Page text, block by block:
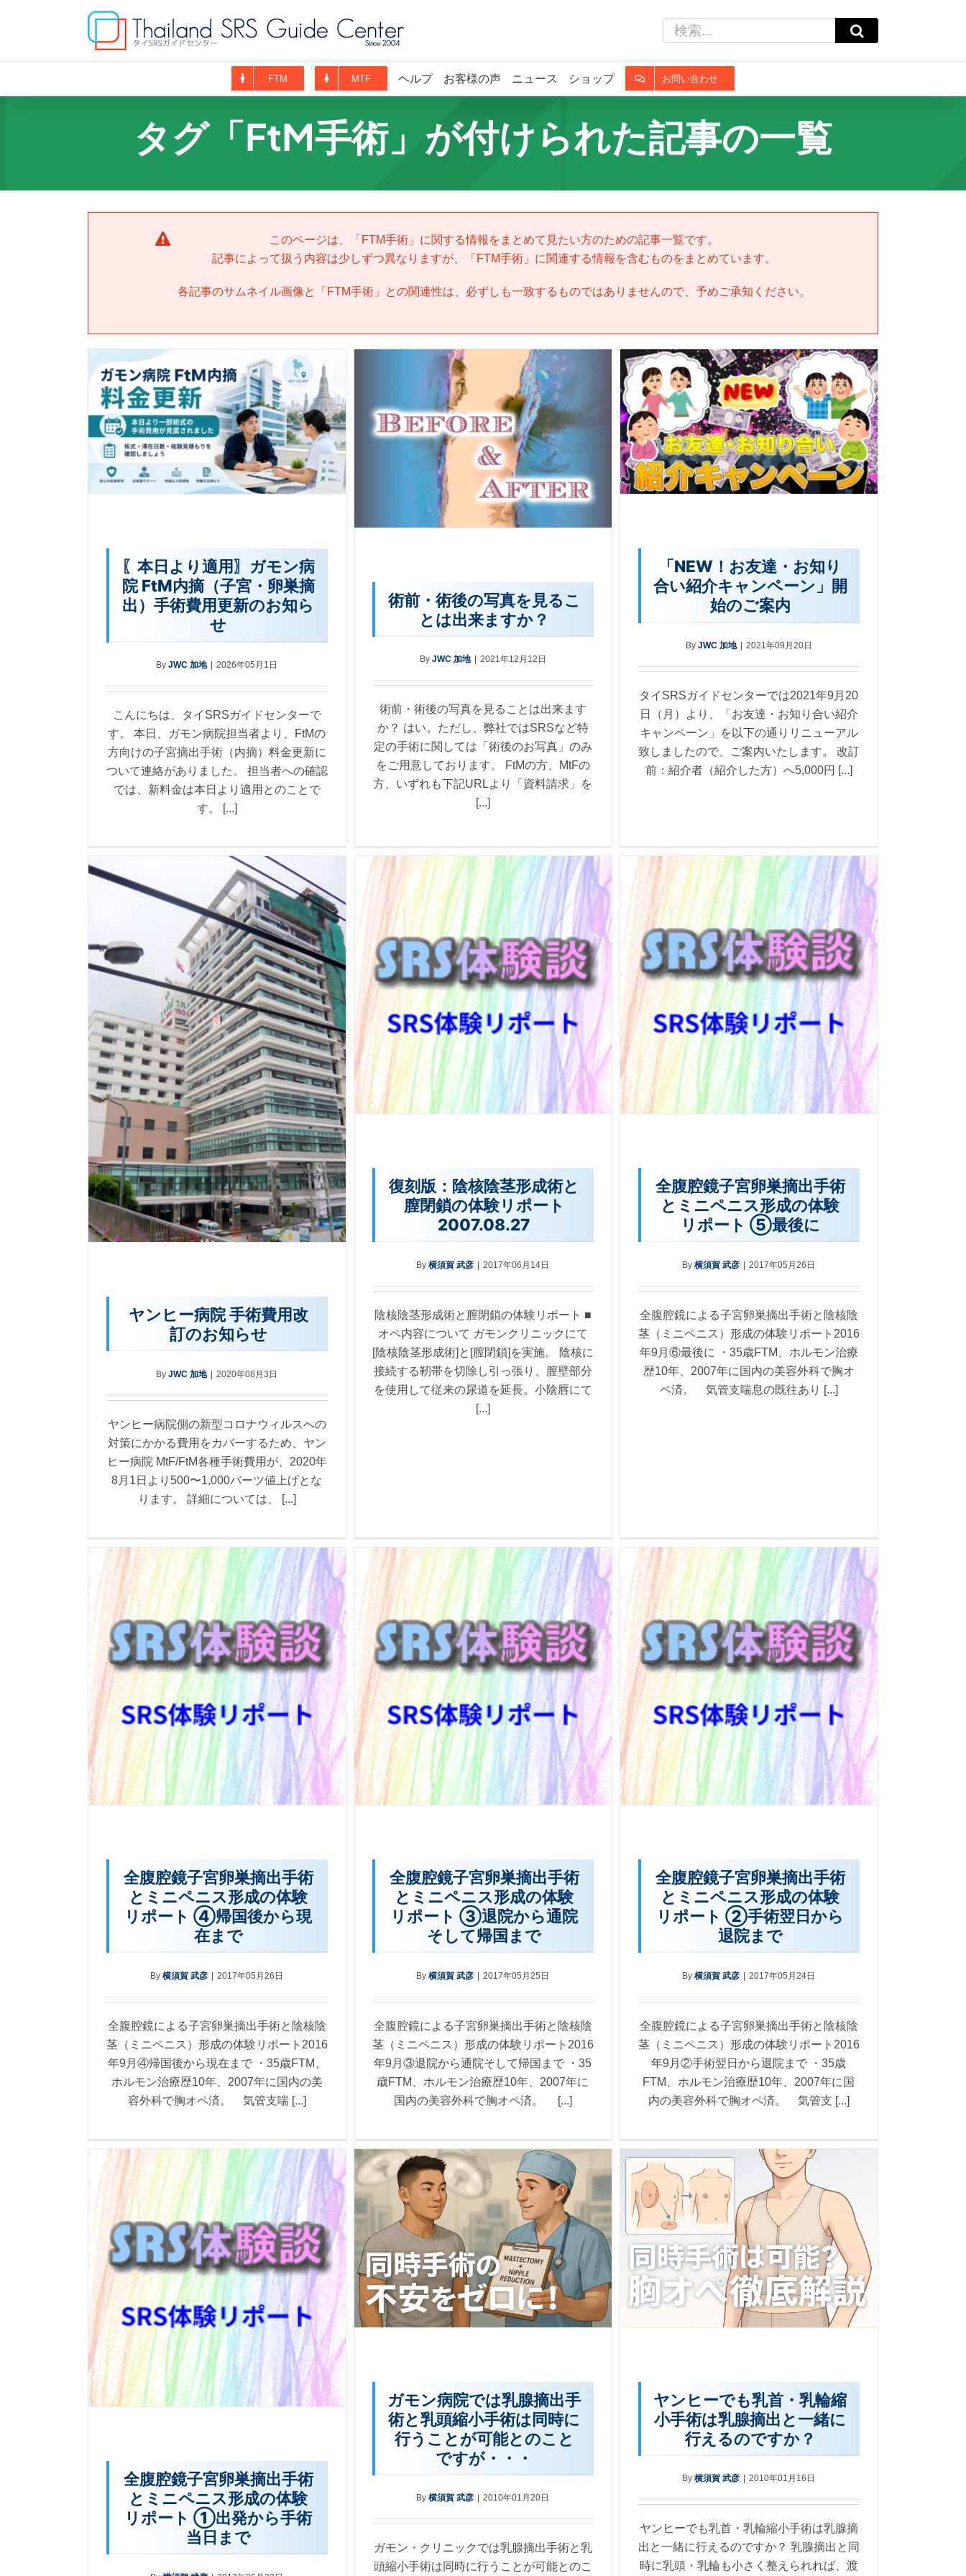
索
…
FTM MTF ヘルプ お客様の声 ニュース ショップ お問い合わせ
タグ「FtM手術」が付けられた記事の一覧
このページは、「 FTM手術 」に関する情報をまとめて見たい方のための記事一覧です。
記事によって扱う内容は少しずつ異なりますが、「 FTM手術 」に関連する情報を含むものをまとめています。
各記事のサムネイル画像と「 FTM手術 」との関連性は、必ずしも一致するものではありませんので、予めご承知ください。
〖本日より適用〗ガモン病
院 FtM内摘（子宮・卵巣摘
出）手術費用更新のお知ら
せ
ByJWC 加地 2026年05月1日
こんにちは、タイSRSガイドセンターで
す。 本日、ガモン病院担当者より、FtMの
方向けの子宮摘出手術（内摘）料金更新に
ついて連絡がありました。 担当者への確認
では、新料金は本日より適用とのことで
す。 [...]
術前・術後の写真を見るこ
とは出来ますか？
By JWC 加地 2021年12月12日
術前・術後の写真を見ることは出来ます
か？ はい。ただし、弊社ではSRSなど特
定の手術に関しては「術後のお写真」のみ
をご用意しております。 FtMの方、MtFの
方、いずれも下記URLより「資料請求」を
[...]
「NEW！お友達・お知り
合い紹介キャンペーン」開
始のご案内
By JWC 加地 2021年09月20日
タイSRSガイドセンターでは2021年9月20
日（月）より、「お友達・お知り合い紹介
キャンペーン」を以下の通りリニューアル
致しましたので、ご案内いたします。 改訂
前：紹介者（紹介した方）へ5,000円 [...]
ヤンヒー病院 手術費用改
訂のお知らせ
ByJWC 加地 | 2020年08月3日
ヤンヒー病院側の新型コロナウィルスへの
対策にかかる費用をカバーするため、ヤン
ヒー病院 MtF/FtM各種手術費用が、2020年
8月1日より500〜1,000バーツ値上げとな
ります。 詳細については、 [...]
復刻版：陰核陰茎形成術と
膣閉鎖の体験リポート
2007.08.27
By横須賀 武彦 | 2017年06月14日
陰核陰茎形成術と膣閉鎖の体験リポート ■
オペ内容について ガモンクリニックにて
[陰核陰茎形成術]と[膣閉鎖]を実施。 陰核に
接続する靭帯を切除し引っ張り、膣壁部分
を使用して従来の尿道を延長。小陰唇にて
[...]
全腹腔鏡子宮卵巣摘出手術
とミニペニス形成の体験
リポート ⑤最後に
By横須賀 武彦 | 2017年05月26日
全腹腔鏡による子宮卵巣摘出手術と陰核陰
茎（ミニペニス）形成の体験リポート2016
年9月⑥最後に ・35歳FTM、ホルモン治療
歴10年、2007年に国内の美容外科で胸オ
ペ済。 気管支喘息の既往あり [...]
全腹腔鏡子宮卵巣摘出手術
とミニペニス形成の体験
リポート ④帰国後から現
在まで
By横須賀 武彦 | 2017年05月26日
全腹腔鏡による子宮卵巣摘出手術と陰核陰
茎（ミニペニス）形成の体験リポート2016
年9月④帰国後から現在まで ・35歳FTM、
ホルモン治療歴10年、2007年に国内の美
容外科で胸オペ済。 気管支喘 [...]
全腹腔鏡子宮卵巣摘出手術
とミニペニス形成の体験
リポート ③退院から通院
そして帰国まで
By横須賀 武彦 | 2017年05月25日
全腹腔鏡による子宮卵巣摘出手術と陰核陰
茎（ミニペニス）形成の体験リポート2016
年9月③退院から通院そして帰国まで ・35
歳FTM、ホルモン治療歴10年、2007年に
国内の美容外科で胸オペ済。 [...]
全腹腔鏡子宮卵巣摘出手術
とミニペニス形成の体験
リポート ②手術翌日から
退院まで
By横須賀 武彦 | 2017年05月24日
全腹腔鏡による子宮卵巣摘出手術と陰核陰
茎（ミニペニス）形成の体験リポート2016
年9月②手術翌日から退院まで ・35歳
FTM、ホルモン治療歴10年、2007年に国
内の美容外科で胸オペ済。 気管支 [...]
全腹腔鏡子宮卵巣摘出手術
とミニペニス形成の体験
リポート ①出発から手術
当日まで
ガモン病院では乳腺摘出手
術と乳頭縮小手術は同時に
行うことが可能とのこと
ですが・・・
By横須賀 武彦 2010年01月20日
ガモン・クリニックでは乳腺摘出手術と乳
頭縮小手術は同時に行うことが可能とのこ
ヤンヒーでも乳首・乳輪縮
小手術は乳腺摘出と一緒に
行えるのですか？
By横須賀 武彦 2010年01月16日
ヤンヒーでも乳首・乳輪縮小手術は乳腺摘
出と一緒に行えるのですか？ 乳腺摘出と同
時に乳頭・乳輪も小さく整えられれば、渡